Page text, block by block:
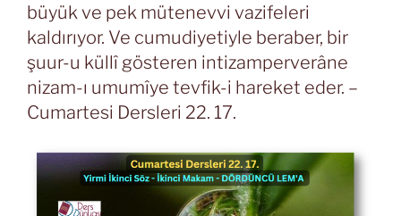
büyük ve pek mütenevvi vazifeleri
kaldırıyor. Ve cumudiyetiyle beraber, bir
şuur-u küllî gösteren intizamperverâne
nizam-ı umumîye tevfik-i hareket eder. –
Cumartesi Dersleri 22. 17.